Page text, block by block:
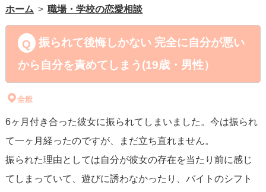
ホーム 職場・学校の恋愛相談
振られて後悔しかない 完全に自分が悪い
から自分を責めてしまう(19歳・男性）
全般
6ヶ月付き合った彼女に振られてしまいました。今は振られ
て一ヶ月経ったのですが、まだ立ち直れません。
振られた理由としては自分が彼女の存在を当たり前に感じ
てしまっていて、遊びに誘わなかったり、バイトのシフト